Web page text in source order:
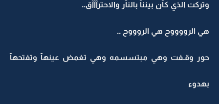
وتركت الذي كآن بيننآ بالنآر والاحترآآآق..
هي الرووووح هي الروووح ..
حور وقـفت وهي مبتسسمه وهي تغمض عينهآ وتفتحهآ
بهدوء